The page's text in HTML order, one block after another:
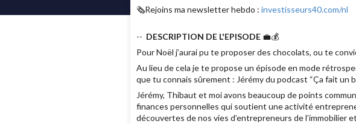
🗞Rejoins ma newsletter hebdo : investisseurs40.com/nl
-- DESCRIPTION DE L'EPISODE 💼💰
Pour Noël j’aurai pu te proposer des chocolats, ou te
Au lieu de cela je te propose un épisode en mode
que tu connais sûrement : Jérémy du podcast “Ça fait un
Jérémy, Thibaut et moi avons beaucoup de points
finances personnelles qui soutient une activité
découvertes de nos vies d’entrepreneurs de l’immobilier